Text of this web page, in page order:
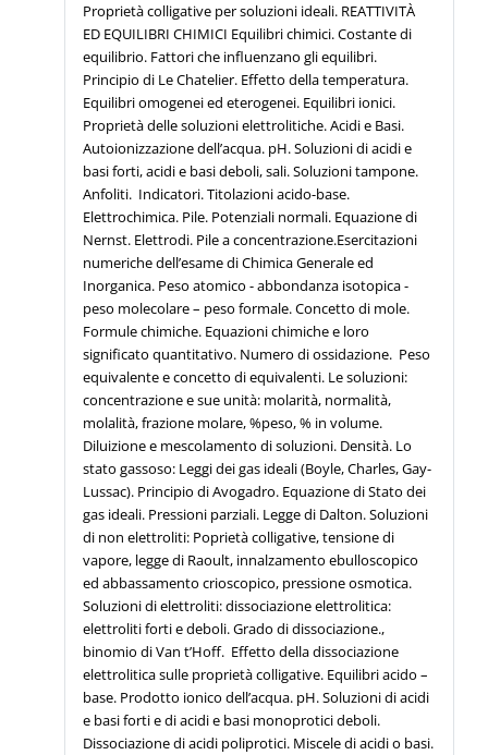
Proprietà colligative per soluzioni ideali. REATTIVITÀ
ED EQUILIBRI CHIMICI Equilibri chimici. Costante di
equilibrio. Fattori che influenzano gli equilibri.
Principio di Le Chatelier. Effetto della temperatura.
Equilibri omogenei ed eterogenei. Equilibri ionici.
Proprietà delle soluzioni elettrolitiche. Acidi e Basi.
Autoionizzazione dell’acqua. pH. Soluzioni di acidi e
basi forti, acidi e basi deboli, sali. Soluzioni tampone.
Anfoliti. Indicatori. Titolazioni acido-base.
Elettrochimica. Pile. Potenziali normali. Equazione di
Nernst. Elettrodi. Pile a concentrazione.Esercitazioni
numeriche dell’esame di Chimica Generale ed
Inorganica. Peso atomico - abbondanza isotopica -
peso molecolare – peso formale. Concetto di mole.
Formule chimiche. Equazioni chimiche e loro
significato quantitativo. Numero di ossidazione. Peso
equivalente e concetto di equivalenti. Le soluzioni:
concentrazione e sue unità: molarità, normalità,
molalità, frazione molare, %peso, % in volume.
Diluizione e mescolamento di soluzioni. Densità. Lo
stato gassoso: Leggi dei gas ideali (Boyle, Charles, Gay-
Lussac). Principio di Avogadro. Equazione di Stato dei
gas ideali. Pressioni parziali. Legge di Dalton. Soluzioni
di non elettroliti: Poprietà colligative, tensione di
vapore, legge di Raoult, innalzamento ebulloscopico
ed abbassamento crioscopico, pressione osmotica.
Soluzioni di elettroliti: dissociazione elettrolitica:
elettroliti forti e deboli. Grado di dissociazione.,
binomio di Van t’Hoff. Effetto della dissociazione
elettrolitica sulle proprietà colligative. Equilibri acido –
base. Prodotto ionico dell’acqua. pH. Soluzioni di acidi
e basi forti e di acidi e basi monoprotici deboli.
Dissociazione di acidi poliprotici. Miscele di acidi o basi.